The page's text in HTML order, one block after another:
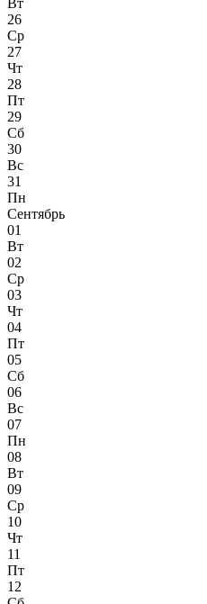
Вт
26
Ср
27
Чт
28
Пт
29
Сб
30
Вс
31
Пн
Сентябрь
01
Вт
02
Ср
03
Чт
04
Пт
05
Сб
06
Вс
07
Пн
08
Вт
09
Ср
10
Чт
11
Пт
12